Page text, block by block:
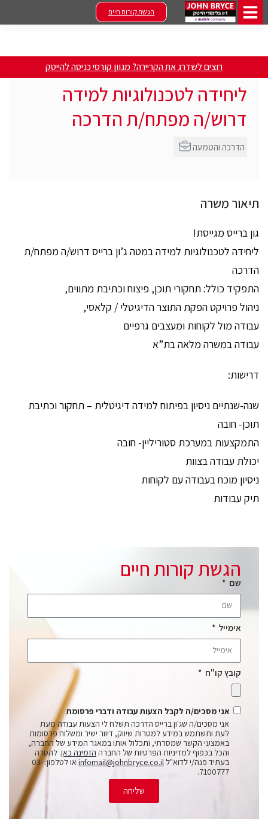
הגשת קורות חיים
רוצים לשדרג את הקריירה? מגוון קורסי כניסה להייטק
ליחידה לטכנולוגיות למידה
דרוש/ה מפתח/ת הדרכה
תיאור משרה
גון ברייס מגייסת!
ליחידה לטכנולוגיות למידה במטה ג’ון ברייס דרוש/ה מפתח/ת
הדרכה
התפקיד כולל: תחקורי תוכן, פיצוח וכתיבת מתווים,
ניהול פרויקט הפקת התוצר הדיגיטלי / קלאסי,
עבודה מול לקוחות ומעצבים גרפיים
עבודה במשרה מלאה בת”א
דרישות:
שנה-שנתיים ניסיון בפיתוח למידה דיגיטלית – תחקור וכתיבת
תוכן- חובה
התמקצעות במערכת סטוריליין- חובה
יכולת עבודה בצוות
ניסיון מוכח בעבודה עם לקוחות
תיק עבודות
הגשת קורות חיים
שם
אימייל
קובץ קו"ח
אני מסכים/ה לקבל הצעות עבודה ודברי פרסומת
אני מסכים/ה שג'ון ברייס הדרכה תשלח לי הצעות עבודה מעת
לעת ותשתמש במידע למטרות שיווק, דיוור ישיר ומשלוח פרסומות
באמצעי הקשר שמסרתי, ותכלול אותו במאגר המידע של החברה,
והכל בכפוף למדיניות הפרטיות של החברה הזמינה כאן. להסרה
בעתיד פנה/י לדוא"ל infomail@johnbryce.co.il
או לטלפון: 03-
7100777.
שליחה